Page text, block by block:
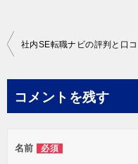
投
ビ
ー
コメントを残す
名前 必須